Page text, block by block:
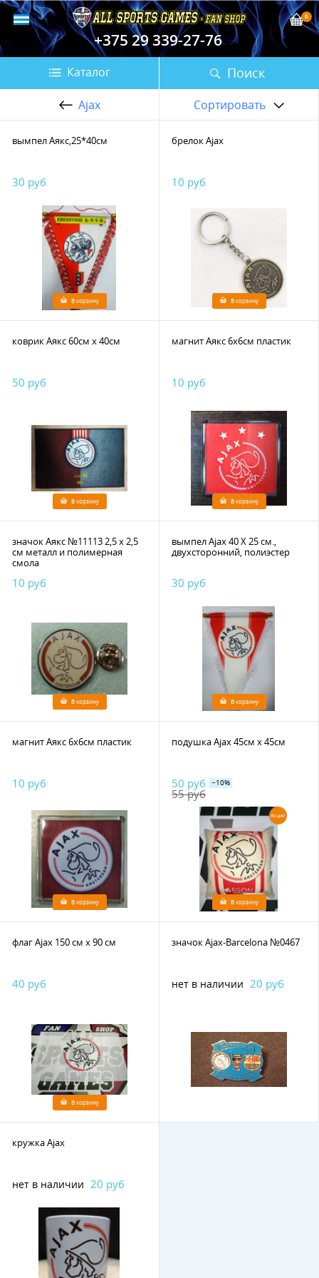
+375 29 339-27-76
Поиск
0
Каталог
Ajax Сортировать
вымпел Аякс,25*40см
30 руб
В корзину
брелок Ajax
10 руб
В корзину
коврик Аякс 60см х 40см
50 руб
В корзину
магнит Аякс 6х6см пластик
10 руб
В корзину
значок Аякс №11113 2,5 x 2,5
см металл и полимерная
смола
10 руб
В корзину
вымпел Ajax 40 Х 25 см.,
двухсторонний, полиэстер
30 руб
В корзину
магнит Аякс 6х6см пластик
10 руб
В корзину
подушка Ajax 45см х 45см
50 руб
55 руб
−10%
Акция
В корзину
флаг Ajax 150 см х 90 см
40 руб
В корзину
значок Ajax-Barcelona №0467
нет в наличии 20 руб
кружка Ajax
нет в наличии 20 руб